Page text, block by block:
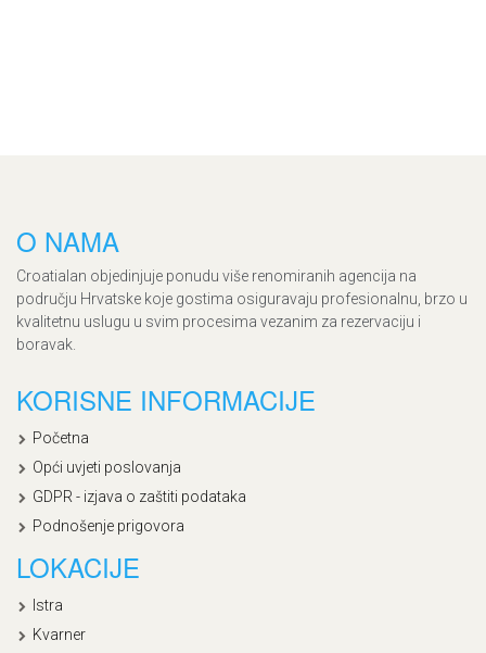
O NAMA
Croatialan objedinjuje ponudu više renomiranih agencija na
području Hrvatske koje gostima osiguravaju profesionalnu, brzo u
kvalitetnu uslugu u svim procesima vezanim za rezervaciju i
boravak.
KORISNE INFORMACIJE
Početna
Opći uvjeti poslovanja
GDPR - izjava o zaštiti podataka
Podnošenje prigovora
LOKACIJE
Istra
Kvarner